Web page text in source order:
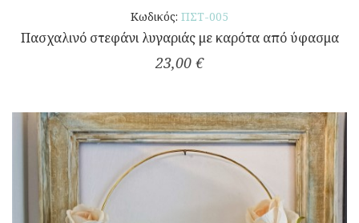
Κωδικός: ΠΣΤ-005
Πασχαλινό στεφάνι λυγαριάς με καρότα από ύφασμα
23,00 €